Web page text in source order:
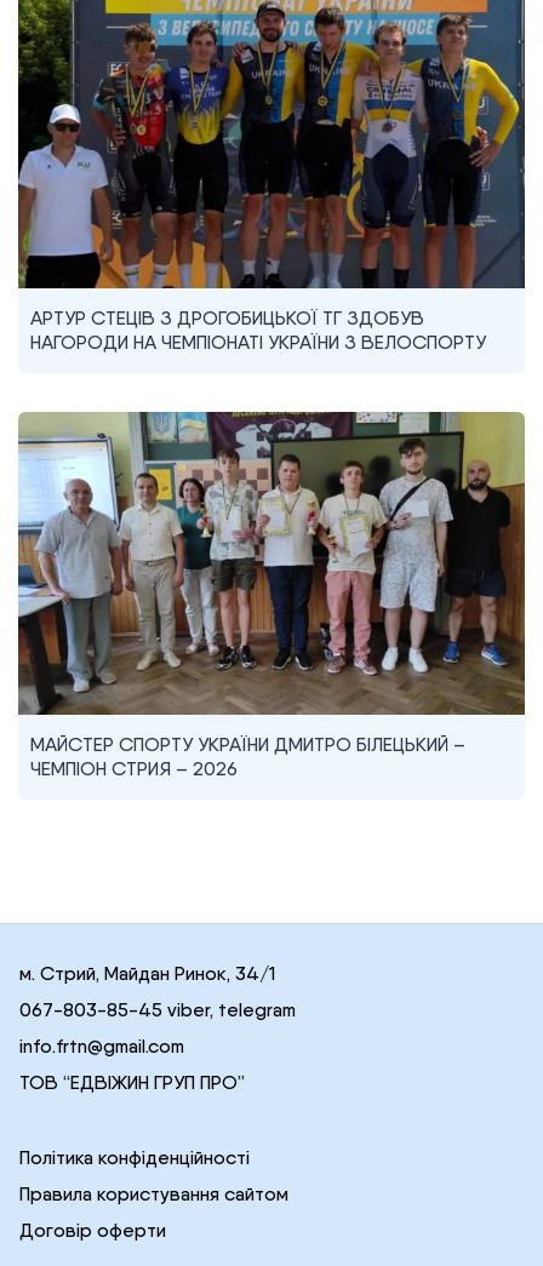
АРТУР СТЕЦІВ З ДРОГОБИЦЬКОЇ ТГ ЗДОБУВ
НАГОРОДИ НА ЧЕМПІОНАТІ УКРАЇНИ З ВЕЛОСПОРТУ
МАЙСТЕР СПОРТУ УКРАЇНИ ДМИТРО БІЛЕЦЬКИЙ –
ЧЕМПІОН СТРИЯ – 2026
м. Стрий, Майдан Ринок, 34/1
067-803-85-45 viber, telegram
info.frtn@gmail.com
ТОВ “ЕДВІЖИН ГРУП ПРО”
Політика конфіденційності
Правила користування сайтом
Договір оферти